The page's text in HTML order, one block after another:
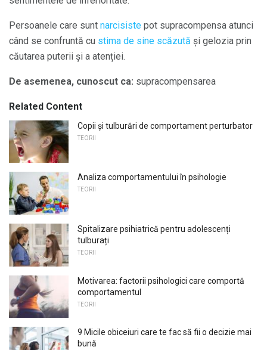
Persoanele care sunt narcisiste pot supracompensa atunci
când se confruntă cu stima de sine scăzută și gelozia prin
căutarea puterii și a atenției.
De asemenea, cunoscut ca: supracompensarea
Related Content
Copii și tulburări de comportament perturbator
TEORII
Analiza comportamentului în psihologie
TEORII
Spitalizare psihiatrică pentru adolescenți
tulburați
TEORII
Motivarea: factorii psihologici care comportă
comportamentul
TEORII
9 Micile obiceiuri care te fac să fii o decizie mai
bună